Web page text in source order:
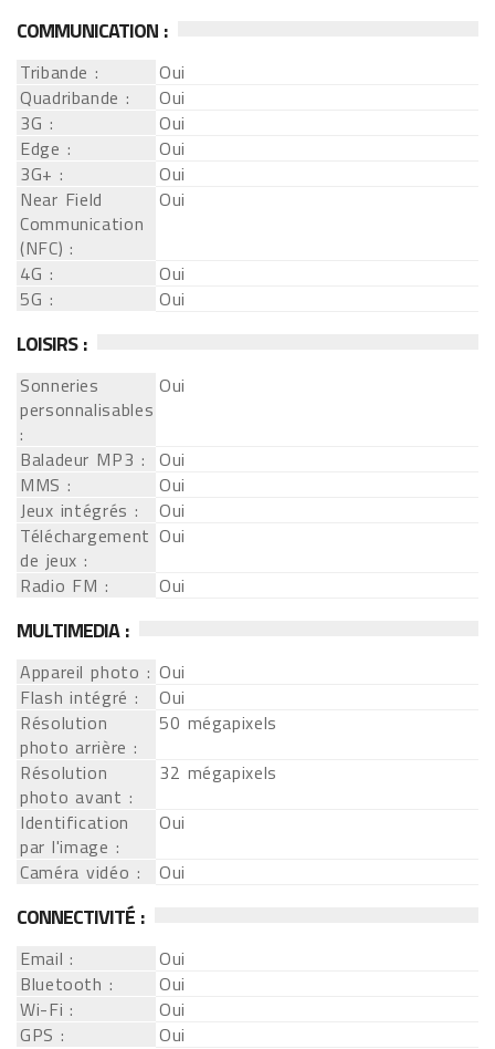
COMMUNICATION :
Tribande :
Oui
Quadribande :
Oui
3G :
Oui
Edge :
Oui
3G+ :
Oui
Near Field
Communication
(NFC) :
Oui
4G :
Oui
5G :
Oui
LOISIRS :
Sonneries
personnalisables
:
Oui
Baladeur MP3 : Oui
MMS :
Oui
Jeux intégrés :
Oui
Téléchargement
de jeux :
Oui
Radio FM :
Oui
MULTIMEDIA :
Appareil photo : Oui
Flash intégré :
Oui
Résolution
photo arrière :
50 mégapixels
Résolution
photo avant :
32 mégapixels
Identification
par l'image :
Oui
Caméra vidéo :
Oui
CONNECTIVITÉ :
Email :
Oui
Bluetooth :
Oui
Wi-Fi :
Oui
GPS :
Oui